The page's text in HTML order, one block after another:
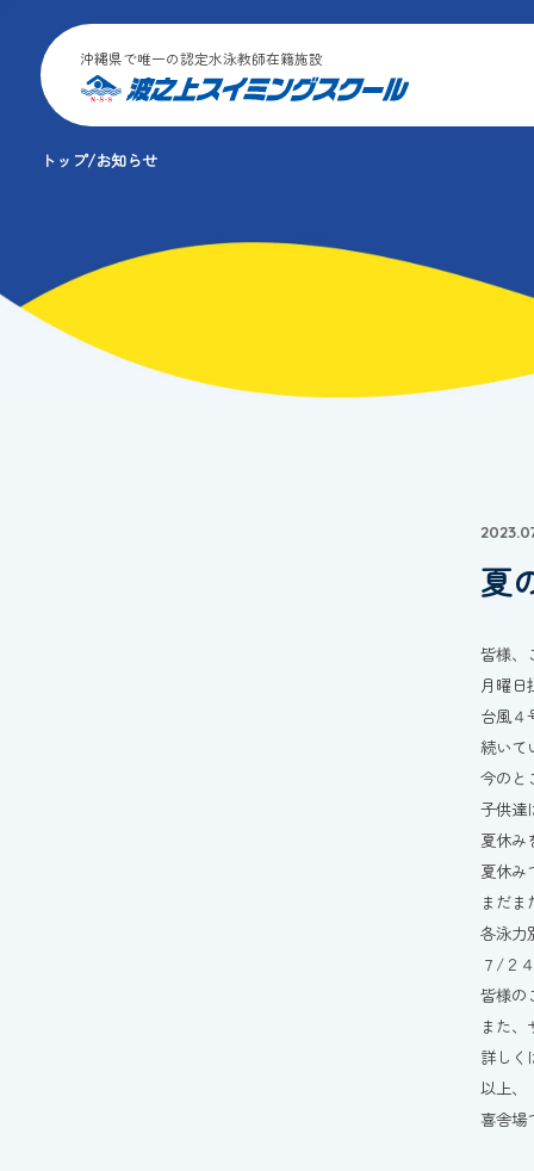
沖縄県で唯一の認定水泳教師在籍施設
トップ お知らせ
夏
皆様、
月曜日
台風４
続いて
今のと
子供達
夏休み
夏休み
まだま
各泳力
７/２
皆様の
また
詳しく
以上、
喜舎場